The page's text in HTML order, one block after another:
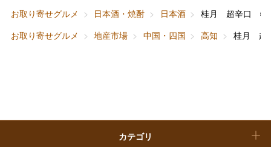
お取り寄せグルメ 日本酒・焼酎 日本酒
桂月 超辛口 特
お取り寄せグルメ
地産市場 中国・四国 高知 桂月 超
カテゴリ
ベビー＆キッズ
お香典返し
快気祝い
敬老の日
福袋